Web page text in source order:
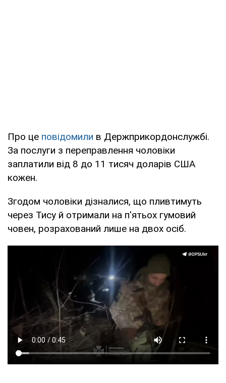
Про це повідомили в Держприкордонслужбі.
За послуги з переправлення чоловіки
заплатили від 8 до 11 тисяч доларів США
кожен.
Згодом чоловіки дізналися, що пливтимуть
через Тису й отримали на п'ятьох гумовий
човен, розрахований лише на двох осіб.